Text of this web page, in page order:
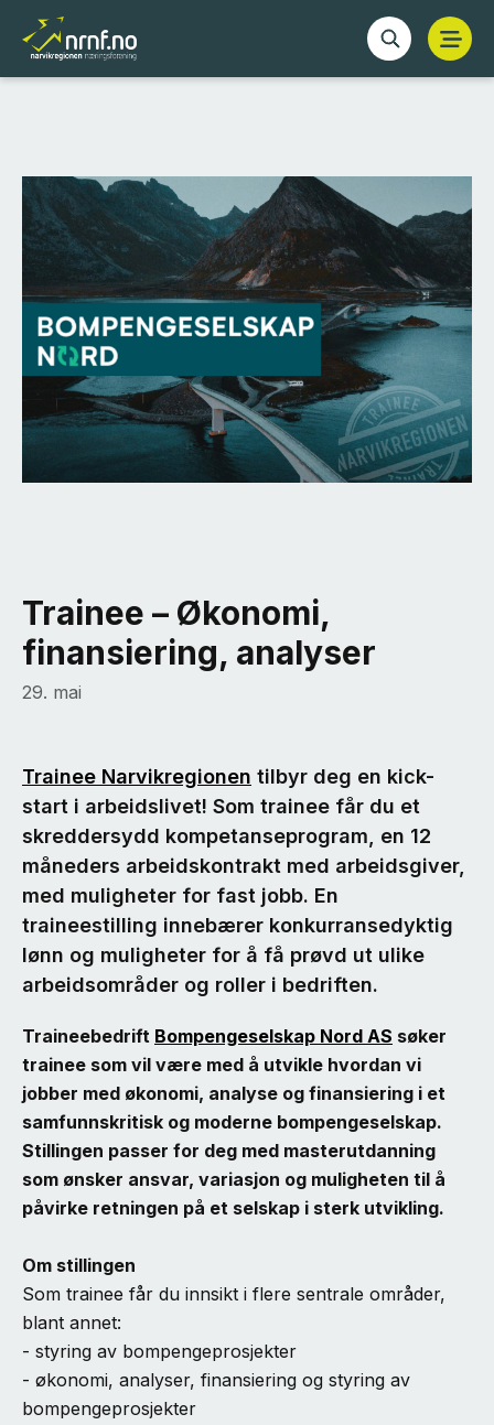
Trainee – Økonomi,
finansiering, analyser
29. mai
Trainee Narvikregionen tilbyr deg en kick-
start i arbeidslivet! Som trainee får du et
skreddersydd kompetanseprogram, en 12
måneders arbeidskontrakt med arbeidsgiver,
med muligheter for fast jobb. En
traineestilling innebærer konkurransedyktig
lønn og muligheter for å få prøvd ut ulike
arbeidsområder og roller i bedriften.
Traineebedrift Bompengeselskap Nord AS søker
trainee som vil være med å utvikle hvordan vi
jobber med økonomi, analyse og finansiering i et
samfunnskritisk og moderne bompengeselskap.
Stillingen passer for deg med masterutdanning
som ønsker ansvar, variasjon og muligheten til å
påvirke retningen på et selskap i sterk utvikling.
Om stillingen
Som trainee får du innsikt i flere sentrale områder,
blant annet:
- styring av bompengeprosjekter
- økonomi, analyser, finansiering og styring av
bompengeprosjekter